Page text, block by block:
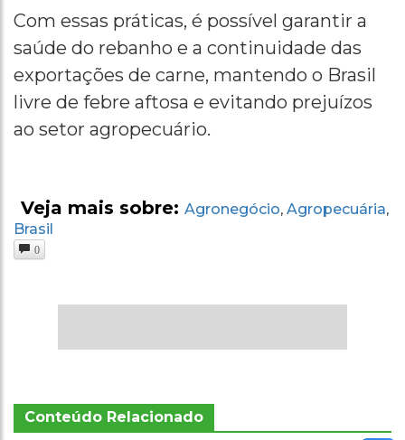
Com essas práticas, é possível garantir a
saúde do rebanho e a continuidade das
exportações de carne, mantendo o Brasil
livre de febre aftosa e evitando prejuízos
ao setor agropecuário.
Veja mais sobre: Agronegócio, Agropecuária,
Brasil
0
Conteúdo Relacionado